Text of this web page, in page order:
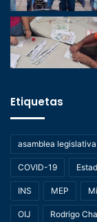
Etiquetas
asamblea legislativa
COVID-19
INS MEP
OIJ Rodrigo